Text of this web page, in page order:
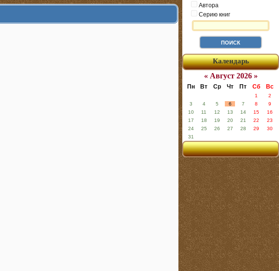
Автора
Серию книг
Календарь
« Август 2026 »
Пн Вт Ср Чт Пт Сб Вс
1
2
3
4 5 6 7 8
9
10
11 12 13 14 15
16
17
18 19 20 21 22
23
24
25 26 27 28 29
30
31